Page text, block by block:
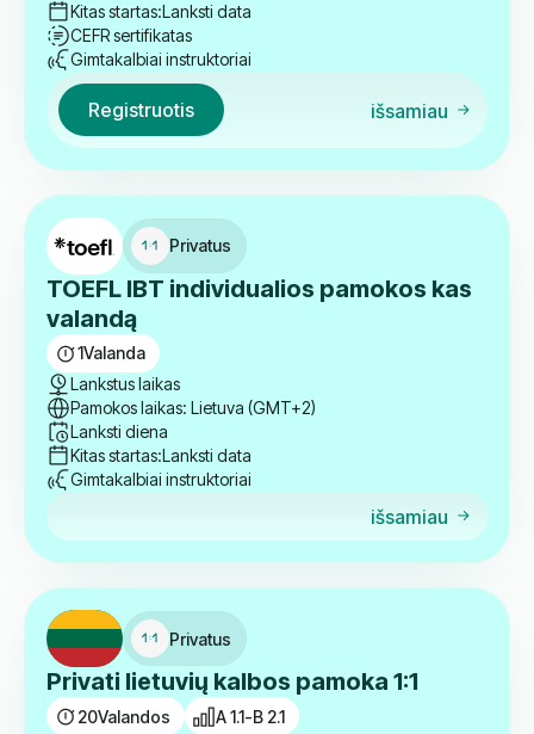
Kitas startas:Lanksti data
CEFR sertifikatas
Gimtakalbiai instruktoriai
Registruotis išsamiau
Privatus
TOEFL IBT individualios pamokos kas
valandą
1Valanda
Lankstus laikas
Pamokos laikas: Lietuva (GMT+2)
Lanksti diena
Kitas startas:Lanksti data
Gimtakalbiai instruktoriai
išsamiau
Privatus
Privati lietuvių kalbos pamoka 1:1
20Valandos A 1.1-B 2.1